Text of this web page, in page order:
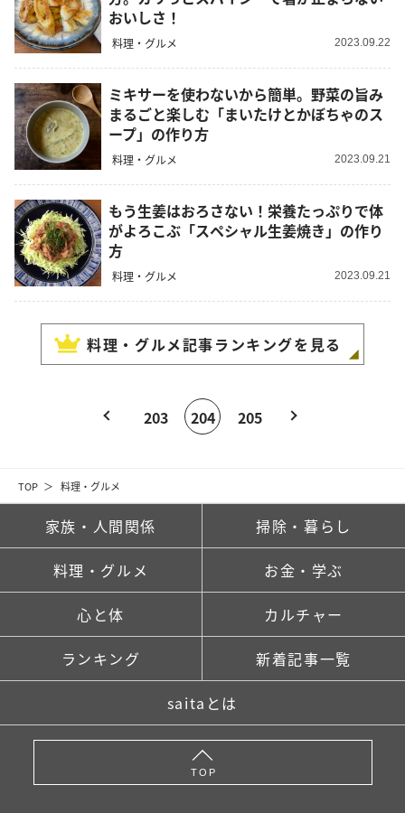
TOP 料理・グルメ
おいしさ！
料理・グルメ 2023.09.22
ミキサーを使わないから簡単。野菜の旨み
まるごと楽しむ「まいたけとかぼちゃのス
ープ」の作り方
料理・グルメ 2023.09.21
もう生姜はおろさない！栄養たっぷりで体
がよろこぶ「スペシャル生姜焼き」の作り
方
料理・グルメ 2023.09.21
料理・グルメ記事ランキングを見る
203 204 205
家族・人間関係 掃除・暮らし
料理・グルメ お金・学ぶ
心と体 カルチャー
ランキング 新着記事一覧
saitaとは
TOP